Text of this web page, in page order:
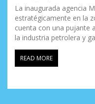
La inaugurada agencia
estratégicamente en la
cuenta con una pujante
la industria petrolera y
READ MORE